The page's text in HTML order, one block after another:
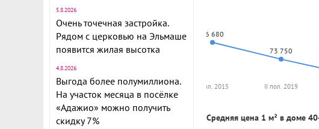
5.8.2026
Очень точечная застройка.
Рядом с церковью на Эльмаше
появится жилая высотка
4.8.2026
Выгода более полумиллиона.
На участок месяца в посёлке
«Адажио» можно получить
скидку 7%
86 680
73 750
I пол. 2015 II пол. 2019
Средняя цена 1 м² в доме